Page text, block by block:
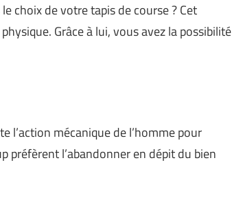
choix de votre tapis de course ? Cet
Grâce à lui, vous avez la possibilité
l’action mécanique de l’homme pour
préfèrent l’abandonner en dépit du bien